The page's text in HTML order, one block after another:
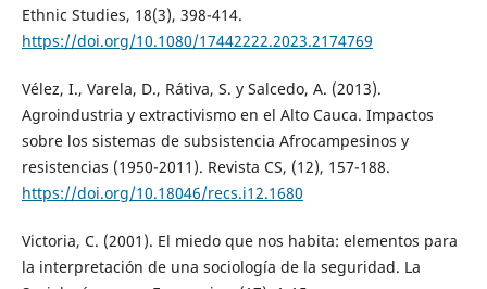
Ethnic Studies, 18(3), 398-414.
https://doi.org/10.1080/17442222.2023.2174769
Vélez, I., Varela, D., Rátiva, S. y Salcedo, A. (2013).
Agroindustria y extractivismo en el Alto Cauca. Impactos
sobre los sistemas de subsistencia Afrocampesinos y
resistencias (1950-2011). Revista CS, (12), 157-188.
https://doi.org/10.18046/recs.i12.1680
Victoria, C. (2001). El miedo que nos habita: elementos para
la interpretación de una sociología de la seguridad. La